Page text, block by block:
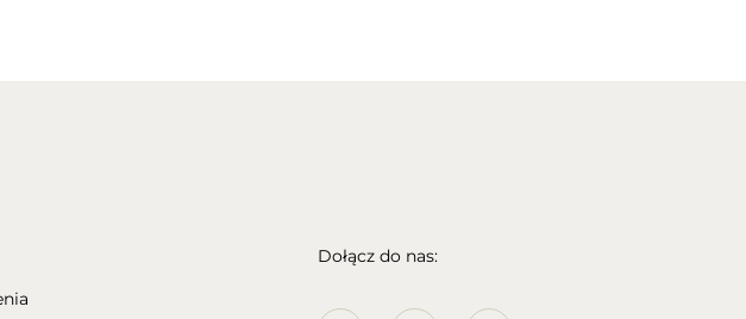
Dołącz do nas: